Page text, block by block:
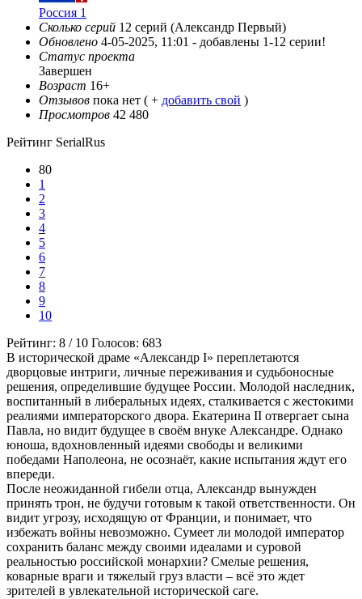
Россия 1
Сколько серий 12 серий (Александр Первый)
Обновлено 4-05-2025, 11:01 - добавлены 1-12 серии!
Статус проекта
Завершен
Возраст 16+
Отзывов пока нет ( + добавить свой )
Просмотров 42 480
Рейтинг SerialRus
80
1
2
3
4
5
6
7
8
9
10
Рейтинг: 8 / 10 Голосов: 683
В исторической драме «Александр I» переплетаются
дворцовые интриги, личные переживания и судьбоносные
решения, определившие будущее России. Молодой наследник,
воспитанный в либеральных идеях, сталкивается с жестокими
реалиями императорского двора. Екатерина II отвергает сына
Павла, но видит будущее в своём внуке Александре. Однако
юноша, вдохновленный идеями свободы и великими
победами Наполеона, не осознаёт, какие испытания ждут его
впереди.
После неожиданной гибели отца, Александр вынужден
принять трон, не будучи готовым к такой ответственности. Он
видит угрозу, исходящую от Франции, и понимает, что
избежать войны невозможно. Сумеет ли молодой император
сохранить баланс между своими идеалами и суровой
реальностью российской монархии? Смелые решения,
коварные враги и тяжелый груз власти – всё это ждет
зрителей в увлекательной исторической саге.